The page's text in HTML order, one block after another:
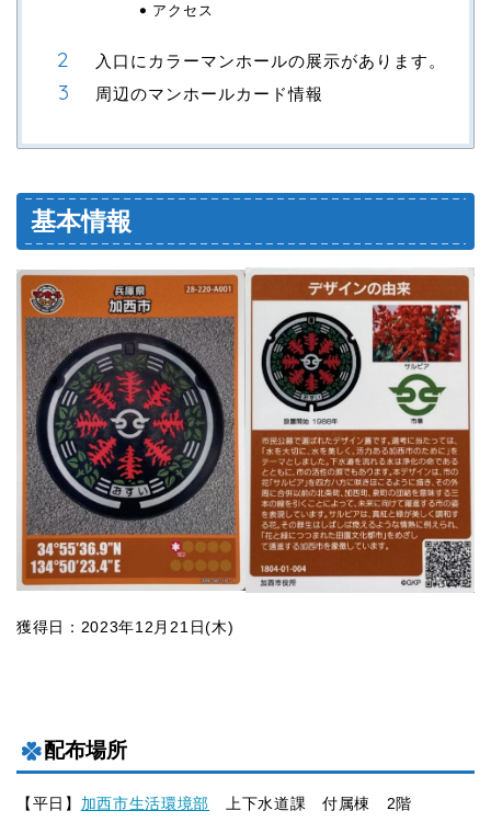
アクセス
入口にカラーマンホールの展示があります。
周辺のマンホールカード情報
基本情報
獲得日：2023年12月21日(木)
配布場所
【平日】 加西市生活環境部 上下水道課 付属棟 2階